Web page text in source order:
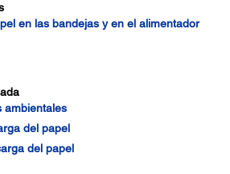
en las bandejas y en el alimentador
ambientales
del papel
del papel